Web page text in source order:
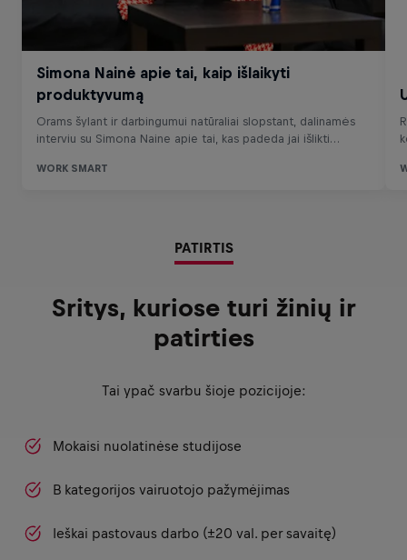
PATIRTIS
Sritys, kuriose turi žinių ir
patirties
Tai ypač svarbu šioje pozicijoje:
Mokaisi nuolatinėse studijose
B kategorijos vairuotojo pažymėjimas
Ieškai pastovaus darbo (±20 val. per savaitę)